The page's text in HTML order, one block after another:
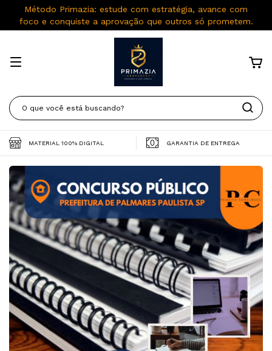
Método Primazia: estude com estratégia, avance com
foco e conquiste a aprovação que outros só prometem.
MATERIAL 100% DIGITAL GARANTIA DE ENTREGA